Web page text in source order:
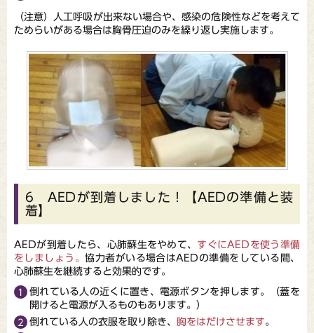
（注意）人工呼吸が出来ない場合や、感染の危険性などを考えて
ためらいがある場合は胸骨圧迫のみを繰り返し実施します。
6 AEDが到着しました！【AEDの準備と装
着】
AEDが到着したら、心肺蘇生をやめて、 すぐにAEDを使う準備
をしましょう。協力者がいる場合はAEDの準備をしている間、
心肺蘇生を継続すると効果的です。
倒れている人の近くに置き、電源ボタンを押します。（蓋を
開けると電源が入るものもあります。）
倒れている人の衣服を取り除き、 胸をはだけさせます。